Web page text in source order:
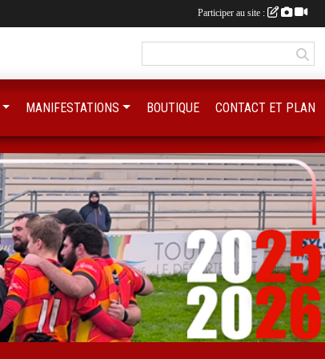
MANIFESTATIONS BOUTIQUE CONTACT ET PLAN
Participer au site :